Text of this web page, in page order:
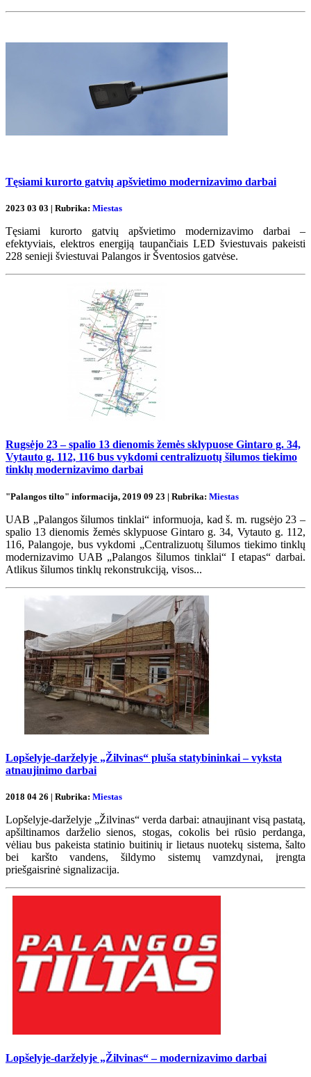
Tęsiami kurorto gatvių apšvietimo modernizavimo darbai
2023 03 03 | Rubrika: Miestas
Tęsiami kurorto gatvių apšvietimo modernizavimo darbai –
efektyviais, elektros energiją taupančiais LED šviestuvais pakeisti
228 senieji šviestuvai Palangos ir Šventosios gatvėse.
Rugsėjo 23 – spalio 13 dienomis žemės sklypuose Gintaro g. 34,
Vytauto g. 112, 116 bus vykdomi centralizuotų šilumos tiekimo
tinklų modernizavimo darbai
"Palangos tilto" informacija, 2019 09 23 | Rubrika: Miestas
UAB „Palangos šilumos tinklai“ informuoja, kad š. m. rugsėjo 23 –
spalio 13 dienomis žemės sklypuose Gintaro g. 34, Vytauto g. 112,
116, Palangoje, bus vykdomi „Centralizuotų šilumos tiekimo tinklų
modernizavimo UAB „Palangos šilumos tinklai“ I etapas“ darbai.
Atlikus šilumos tinklų rekonstrukciją, visos...
Lopšelyje-darželyje „Žilvinas“ pluša statybininkai – vyksta
atnaujinimo darbai
2018 04 26 | Rubrika: Miestas
Lopšelyje-darželyje „Žilvinas“ verda darbai: atnaujinant visą pastatą,
apšiltinamos darželio sienos, stogas, cokolis bei rūsio perdanga,
vėliau bus pakeista statinio buitinių ir lietaus nuotekų sistema, šalto
bei karšto vandens, šildymo sistemų vamzdynai, įrengta
priešgaisrinė signalizacija.
Lopšelyje-darželyje „Žilvinas“ – modernizavimo darbai